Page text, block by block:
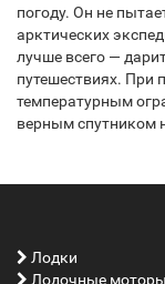
погоду. Он не
арктических
лучше всего —
путешествиях. При
температурным
верным спутником
Лoдки
Лодочные моторы